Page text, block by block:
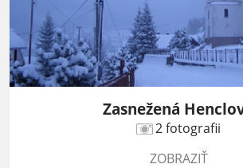
Zasnežená
2 fotografii
ZOBRAZIŤ